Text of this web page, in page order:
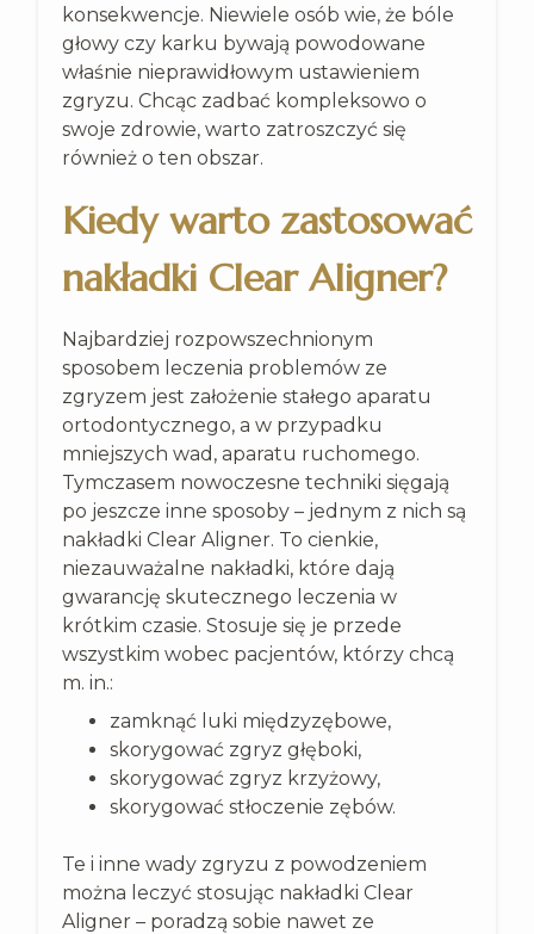
konsekwencje. Niewiele osób wie, że bóle
głowy czy karku bywają powodowane
właśnie nieprawidłowym ustawieniem
zgryzu. Chcąc zadbać kompleksowo o
swoje zdrowie, warto zatroszczyć się
również o ten obszar.
Kiedy warto zastosować
nakładki Clear Aligner?
Najbardziej rozpowszechnionym
sposobem leczenia problemów ze
zgryzem jest założenie stałego aparatu
ortodontycznego, a w przypadku
mniejszych wad, aparatu ruchomego.
Tymczasem nowoczesne techniki sięgają
po jeszcze inne sposoby – jednym z nich są
nakładki Clear Aligner. To cienkie,
niezauważalne nakładki, które dają
gwarancję skutecznego leczenia w
krótkim czasie. Stosuje się je przede
wszystkim wobec pacjentów, którzy chcą
m. in.:
zamknąć luki międzyzębowe,
skorygować zgryz głęboki,
skorygować zgryz krzyżowy,
skorygować stłoczenie zębów.
Te i inne wady zgryzu z powodzeniem
można leczyć stosując nakładki Clear
Aligner – poradzą sobie nawet ze